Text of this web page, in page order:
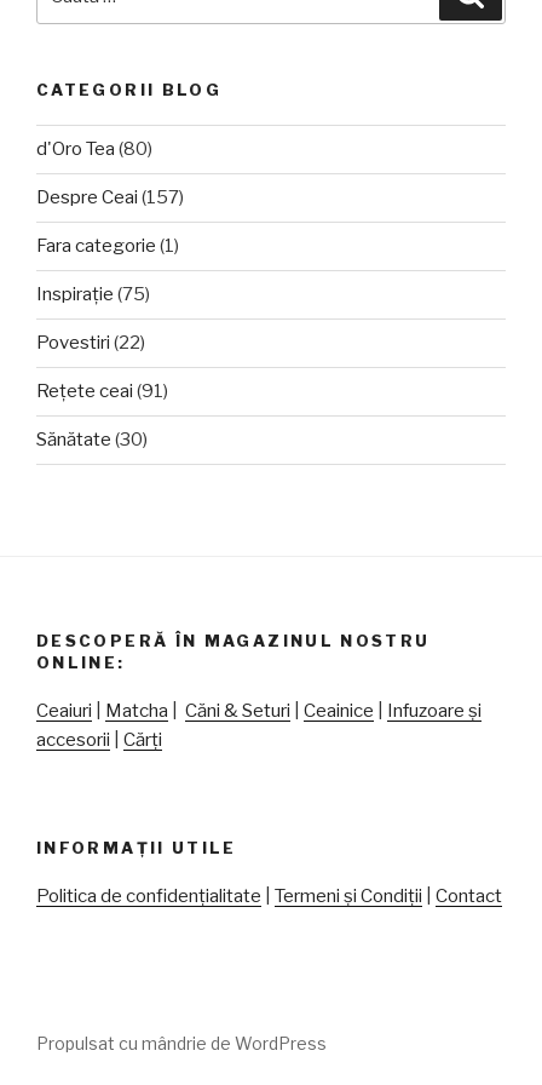
după:
CATEGORII BLOG
d'Oro Tea (80)
Despre Ceai (157)
Fara categorie (1)
Inspirație (75)
Povestiri (22)
Rețete ceai (91)
Sănătate (30)
DESCOPERĂ ÎN MAGAZINUL NOSTRU
ONLINE:
Ceaiuri Matcha Căni & Seturi Ceainice
Infuzoare și
accesorii
Cărți
INFORMAȚII UTILE
Politica de confidențialitate Termeni și Condiții Contact
Propulsat cu mândrie de WordPress